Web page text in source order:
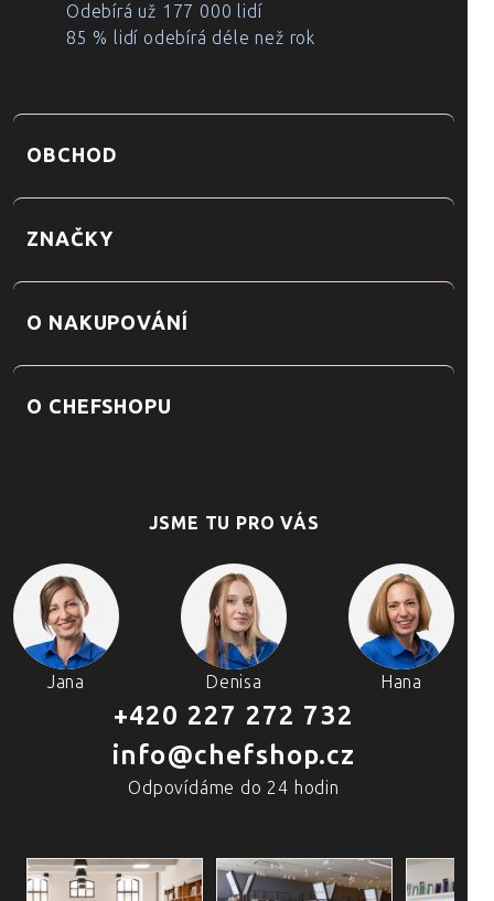
Odebírá už 177 000 lidí
85 % lidí odebírá déle než rok
OBCHOD
ZNAČKY
O NAKUPOVÁNÍ
O CHEFSHOPU
JSME TU PRO VÁS
Jana Denisa Hana
+420 227 272 732
info@chefshop.cz
Odpovídáme do 24 hodin